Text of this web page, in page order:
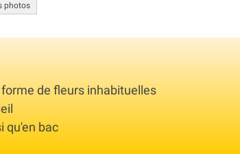
photos
de fleurs inhabituelles
qu'en bac